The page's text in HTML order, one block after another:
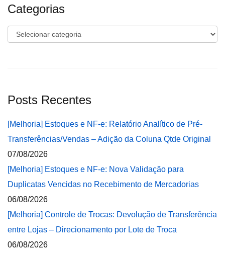
Categorias
Categorias
Posts Recentes
[Melhoria] Estoques e NF-e: Relatório Analítico de Pré-
Transferências/Vendas – Adição da Coluna Qtde Original
07/08/2026
[Melhoria] Estoques e NF-e: Nova Validação para
Duplicatas Vencidas no Recebimento de Mercadorias
06/08/2026
[Melhoria] Controle de Trocas: Devolução de Transferência
entre Lojas – Direcionamento por Lote de Troca
06/08/2026